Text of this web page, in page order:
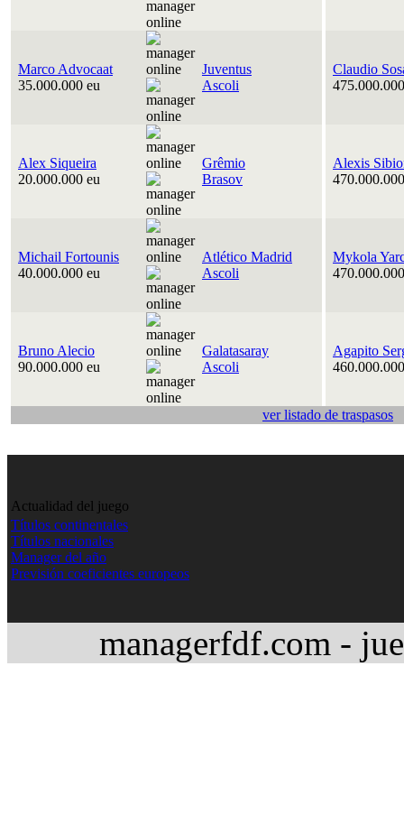
Marco Advocaat
35.000.000 eu
Juventus
Ascoli
Claudio
Alex Siqueira
20.000.000 eu
Grêmio
Brasov
Alexis
Michail Fortounis
40.000.000 eu
Atlético Madrid
Ascoli
Mykola
Bruno Alecio
90.000.000 eu
Galatasaray
Ascoli
Agapito
ver listado de traspasos
Actualidad del juego
Títulos continentales
Títulos nacionales
Manager del año
Previsión coeficientes europeos
managerfdf.com -